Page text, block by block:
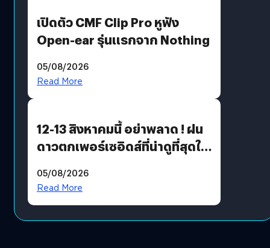
เปิดตัว CMF Clip Pro หูฟัง
Open-ear รุ่นแรกจาก Nothing
05/08/2026
Read More
12-13 สิงหาคมนี้ อย่าพลาด ! ฝน
ดาวตกเพอร์เซอิดส์ที่น่าดูที่สุดใน
05/08/2026
Read More